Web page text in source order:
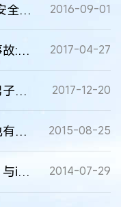
苹果专利： 让iPhone配置安全气囊 2016-09-01
福特新专利专门解决翻车事故:安全气囊装到车顶 2017-04-27
美国一销售假冒安全气囊男子服罪 2017-12-20
苹果新专利：iPad保护套也有自己的屏幕 2015-08-25
三星平板保护套专利曝光：与iPad Smart Cover设计“撞车” 2014-07-29